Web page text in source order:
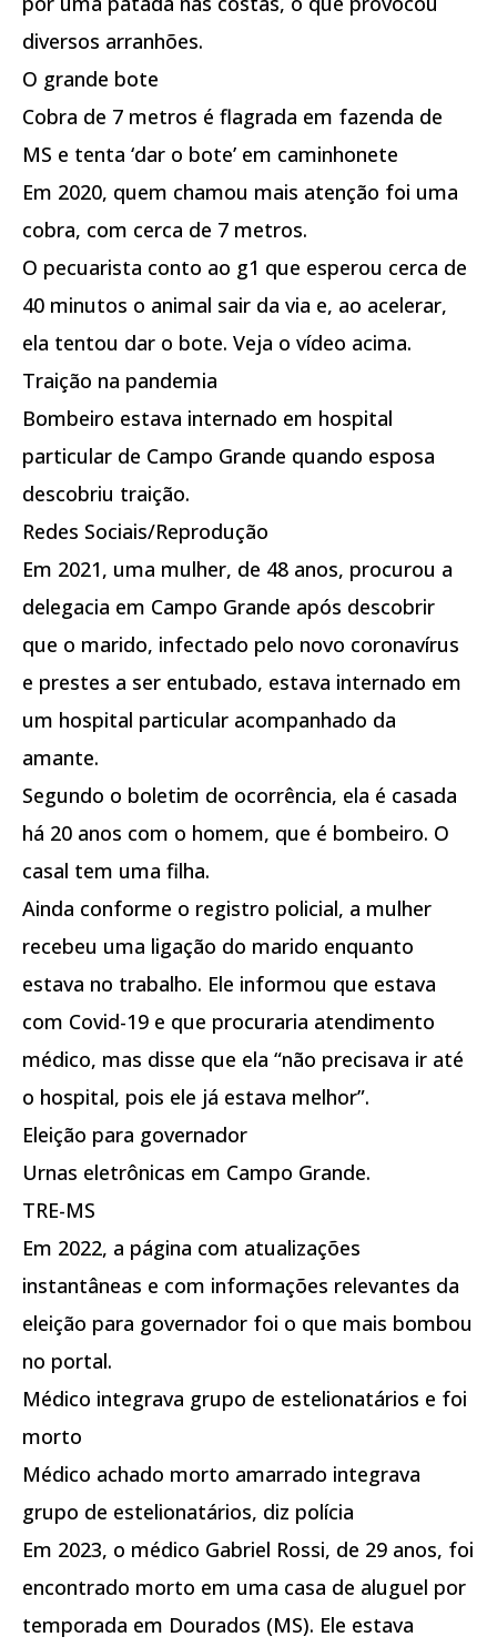
diversos arranhões.
O grande bote
Cobra de 7 metros é flagrada em fazenda de
MS e tenta ‘dar o bote’ em caminhonete
Em 2020, quem chamou mais atenção foi uma
cobra, com cerca de 7 metros.
O pecuarista conto ao g1 que esperou cerca de
40 minutos o animal sair da via e, ao acelerar,
ela tentou dar o bote. Veja o vídeo acima.
Traição na pandemia
Bombeiro estava internado em hospital
particular de Campo Grande quando esposa
descobriu traição.
Redes Sociais/Reprodução
Em 2021, uma mulher, de 48 anos, procurou a
delegacia em Campo Grande após descobrir
que o marido, infectado pelo novo coronavírus
e prestes a ser entubado, estava internado em
um hospital particular acompanhado da
amante.
Segundo o boletim de ocorrência, ela é casada
há 20 anos com o homem, que é bombeiro. O
casal tem uma filha.
Ainda conforme o registro policial, a mulher
recebeu uma ligação do marido enquanto
estava no trabalho. Ele informou que estava
com Covid-19 e que procuraria atendimento
médico, mas disse que ela “não precisava ir até
o hospital, pois ele já estava melhor”.
Eleição para governador
Urnas eletrônicas em Campo Grande.
TRE-MS
Em 2022, a página com atualizações
instantâneas e com informações relevantes da
eleição para governador foi o que mais bombou
no portal.
Médico integrava grupo de estelionatários e foi
morto
Médico achado morto amarrado integrava
grupo de estelionatários, diz polícia
Em 2023, o médico Gabriel Rossi, de 29 anos, foi
encontrado morto em uma casa de aluguel por
temporada em Dourados (MS). Ele estava